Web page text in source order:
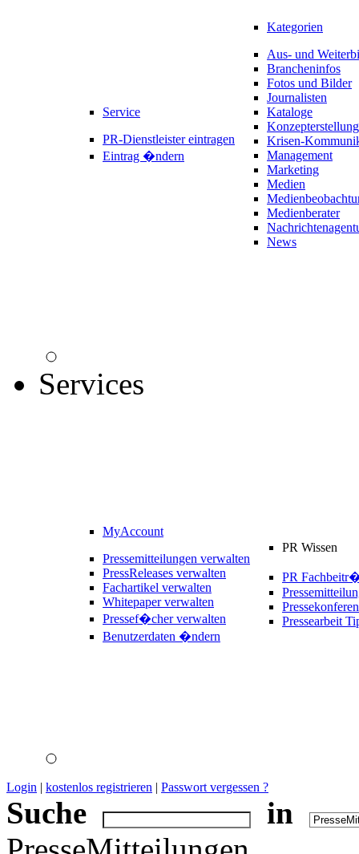
Service
PR-Dienstleister eintragen
Eintrag �ndern
Kategorien
Aus- und
Brancheninfos
Fotos und Bilder
Journalisten
Kataloge
Konzepterstellung
Krisen-
Management
Marketing
Medien
Medienberater
News
Services
MyAccount
Pressemitteilungen verwalten
PressReleases verwalten
Fachartikel verwalten
Whitepaper verwalten
Pressef�cher verwalten
Benutzerdaten �ndern
PR Wissen
PR
Pressearbeit
Login | kostenlos registrieren | Passwort vergessen ?
Suche
in